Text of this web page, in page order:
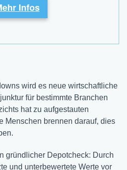
Infos
wird es neue wirtschaftliche
für bestimmte Branchen
hat zu aufgestauten
Menschen brennen darauf, dies
gründlicher Depotcheck: Durch
und unterbewertete Werte vor